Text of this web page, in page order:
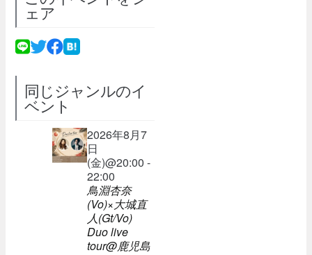
ェア
同じジャンルのイ
ベント
2026年8月7
日
(金)@20:00 -
22:00
鳥淵杏奈
(Vo)×大城直
人(Gt/Vo)
Duo live
tour@鹿児島